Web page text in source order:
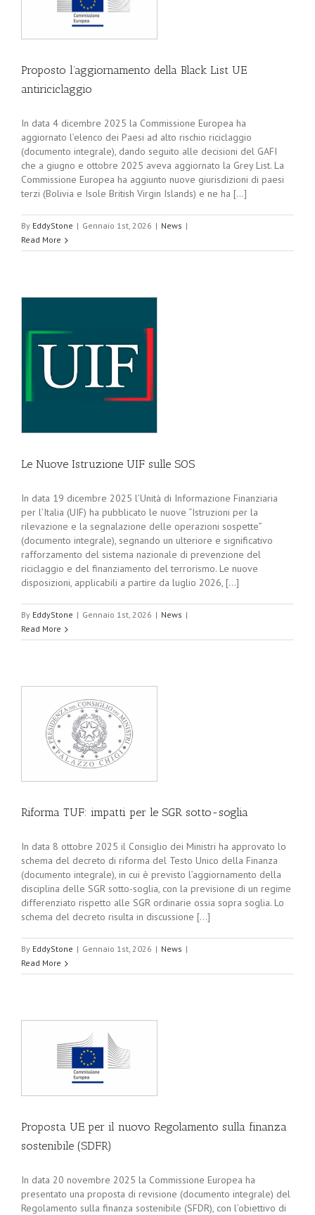
Proposto l’aggiornamento della Black List UE
antiriciclaggio
In data 4 dicembre 2025 la Commissione Europea ha
aggiornato l’elenco dei Paesi ad alto rischio riciclaggio
(documento integrale), dando seguito alle decisioni del GAFI
che a giugno e ottobre 2025 aveva aggiornato la Grey List. La
Commissione Europea ha aggiunto nuove giurisdizioni di paesi
terzi (Bolivia e Isole British Virgin Islands) e ne ha [...]
By EddyStone | Gennaio 1st, 2026 | News |
Read More
Le Nuove Istruzione UIF sulle SOS
In data 19 dicembre 2025 l’Unità di Informazione Finanziaria
per l’Italia (UIF) ha pubblicato le nuove “Istruzioni per la
rilevazione e la segnalazione delle operazioni sospette”
(documento integrale), segnando un ulteriore e significativo
rafforzamento del sistema nazionale di prevenzione del
riciclaggio e del finanziamento del terrorismo. Le nuove
disposizioni, applicabili a partire da luglio 2026, [...]
By EddyStone | Gennaio 1st, 2026 | News |
Read More
Riforma TUF: impatti per le SGR sotto-soglia
In data 8 ottobre 2025 il Consiglio dei Ministri ha approvato lo
schema del decreto di riforma del Testo Unico della Finanza
(documento integrale), in cui è previsto l’aggiornamento della
disciplina delle SGR sotto-soglia, con la previsione di un regime
differenziato rispetto alle SGR ordinarie ossia sopra soglia. Lo
schema del decreto risulta in discussione [...]
By EddyStone | Gennaio 1st, 2026 | News |
Read More
Proposta UE per il nuovo Regolamento sulla finanza
sostenibile (SDFR)
In data 20 novembre 2025 la Commissione Europea ha
presentato una proposta di revisione (documento integrale) del
Regolamento sulla finanza sostenibile (SFDR), con l’obiettivo di